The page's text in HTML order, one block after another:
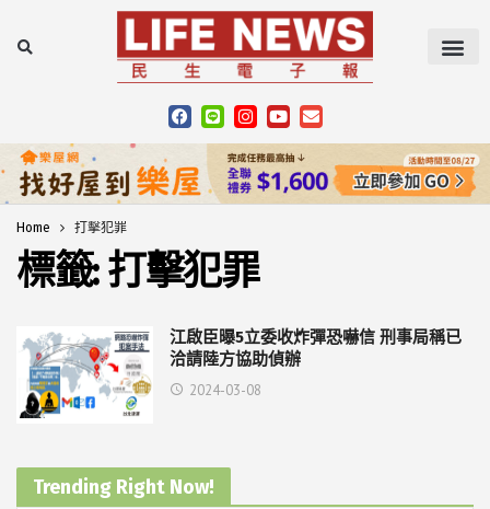
Home 打擊犯罪
標籤:打擊犯罪
江啟臣曝5立委收炸彈恐嚇信 刑事局稱已
洽請陸方協助偵辦
2024-03-08
Trending Right Now!